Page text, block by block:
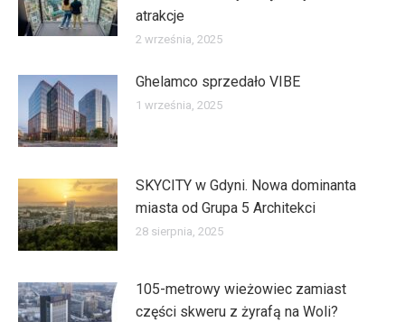
atrakcje
2 września, 2025
Ghelamco sprzedało VIBE
1 września, 2025
SKYCITY w Gdyni. Nowa dominanta
miasta od Grupa 5 Architekci
28 sierpnia, 2025
105-metrowy wieżowiec zamiast
części skweru z żyrafą na Woli?